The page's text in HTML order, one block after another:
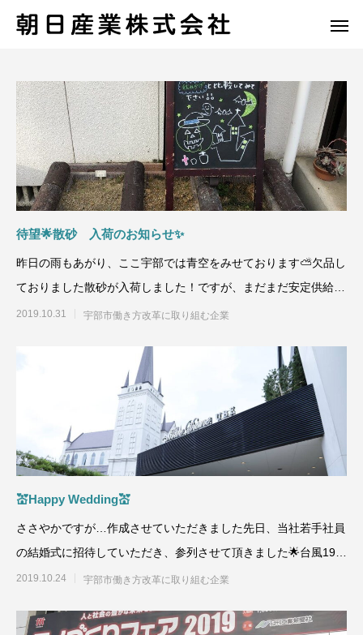
待望🌟散砂 入荷のお知らせ✨
昨日の雨もあがり、ここ宇部では青空をみせております⛅️欠品し
ておりました散砂が入荷しました！ですが、まだまだ安定供給ま
でいたってお
2019.10.31 宇部市働き方改革に取り組む企業
💒Happy Wedding💒
ささやかですが…作成させていただきました先日、当社若手社員
の結婚式に招待していただき、参列させて頂きました🌟台風19号
が接近する予
2019.10.24 宇部市働き方改革に取り組む企業